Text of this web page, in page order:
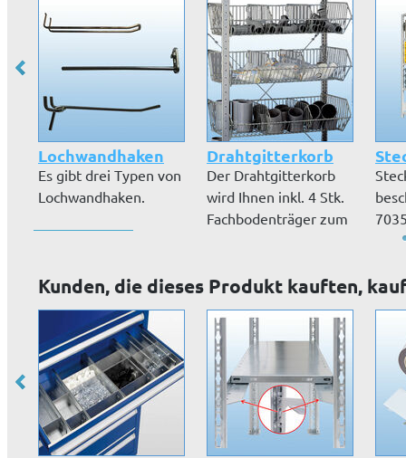
Lochwandhaken
Es gibt drei Typen von
Lochwandhaken.
Drahtgitterkorb
Der Drahtgitterkorb
wird Ihnen inkl. 4 Stk.
Fachbodenträger zum
Kunden, die dieses Produkt kauften,